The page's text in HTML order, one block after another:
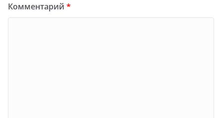
Комментарий *